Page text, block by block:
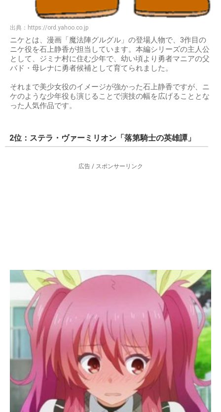
出典： https://ord.yahoo.co.jp
ニケとは、漫画「魔法陣グルグル」の登場人物で、3作目の
ニケ役を石上静香が担当しています。本編シリーズの主人公
として、ジミナ村に住む少年で、幼い頃より勇者マニアの父
バド・母レナに勇者候補として育てられました。
それまで美少女役のイメージが強かった石上静香ですが、ニ
ケのような少年役も演じることで演技の幅を広げることとな
った人気作品です。
2位：ステラ・ヴァーミリオン「落第騎士の英雄譚」
広告 / スポンサーリンク